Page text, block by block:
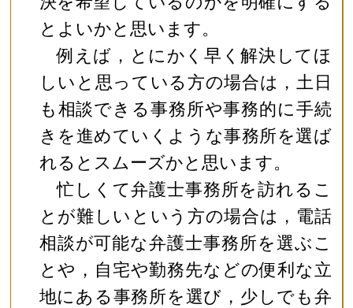
とよいかと思います。
例えば，とにかく早く解決してほ
しいと思っている方の場合は，土日
も相談できる事務所や事務的に手続
きを進めていくような事務所を選ば
れるとスムーズかと思います。
忙しくて弁護士事務所を訪れるこ
とが難しいという方の場合は，電話
相談が可能な弁護士事務所を選ぶこ
とや，自宅や勤務先などの便利な立
地にある事務所を選び，少しでも弁